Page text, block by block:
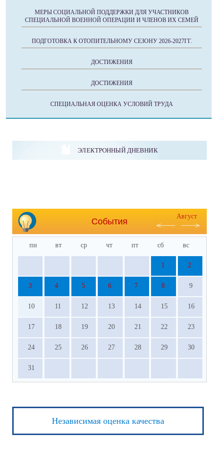
МЕРЫ СОЦИАЛЬНОЙ ПОДДЕРЖКИ ДЛЯ УЧАСТНИКОВ
СПЕЦИАЛЬНОЙ ВОЕННОЙ ОПЕРАЦИИ И ЧЛЕНОВ ИХ СЕМЕЙ
ПОДГОТОВКА К ОТОПИТЕЛЬНОМУ СЕЗОНУ 2026-2027ГГ.
ДОСТИЖЕНИЯ
ДОСТИЖЕНИЯ
СПЕЦИАЛЬНАЯ ОЦЕНКА УСЛОВИЙ ТРУДА
ЭЛЕКТРОННЫЙ ДНЕВНИК
События
Август
пн вт ср чт пт сб вс
1 2
3 4 5 6 7 8 9
10 11 12 13 14 15 16
17 18 19 20 21 22 23
24 25 26 27 28 29 30
31
Независимая оценка качества